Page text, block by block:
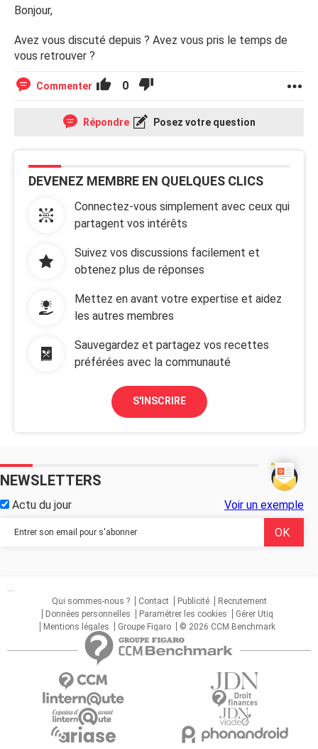
Bonjour,
Avez vous discuté depuis ? Avez vous pris le temps de
vous retrouver ?
Commenter 0
Répondre Posez votre question
DEVENEZ MEMBRE EN QUELQUES CLICS
Connectez-vous simplement avec ceux qui
partagent vos intérêts
Suivez vos discussions facilement et
obtenez plus de réponses
Mettez en avant votre expertise et aidez
les autres membres
Sauvegardez et partagez vos recettes
préférées avec la communauté
S'INSCRIRE
NEWSLETTERS
Actu du jour Voir un exemple
...
Qui sommes-nous ?
Contact Publicité
Recrutement
Données personnelles
Paramétrer les cookies
Gérer Utiq
Mentions légales
Groupe Figaro © 2026 CCM Benchmark